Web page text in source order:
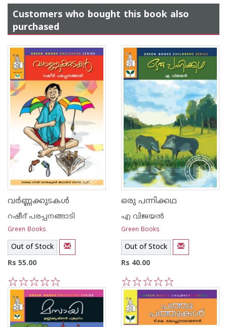
Customers who bought this book also
purchased
വര്‍ണ്ണക്കുടകള്‍
റഷീദ് പരപ്പനങ്ങാ‍ടി
Green Books
Out of Stock
Rs 55.00
5
4
3
2
1
ഒരു പന്നിക്കഥ
എ വിജയന്‍
Green Books
Out of Stock
Rs 40.00
5
4
3
2
1